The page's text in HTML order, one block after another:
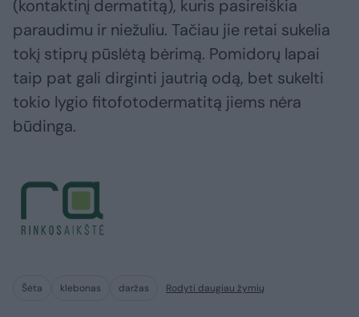
(kontaktinį dermatitą), kuris pasireiškia
paraudimu ir niežuliu. Tačiau jie retai sukelia
tokį stiprų pūslėtą bėrimą. Pomidorų lapai
taip pat gali dirginti jautrią odą, bet sukelti
tokio lygio fitofotodermatitą jiems nėra
būdinga.
Šėta klebonas daržas Rodyti daugiau žymių